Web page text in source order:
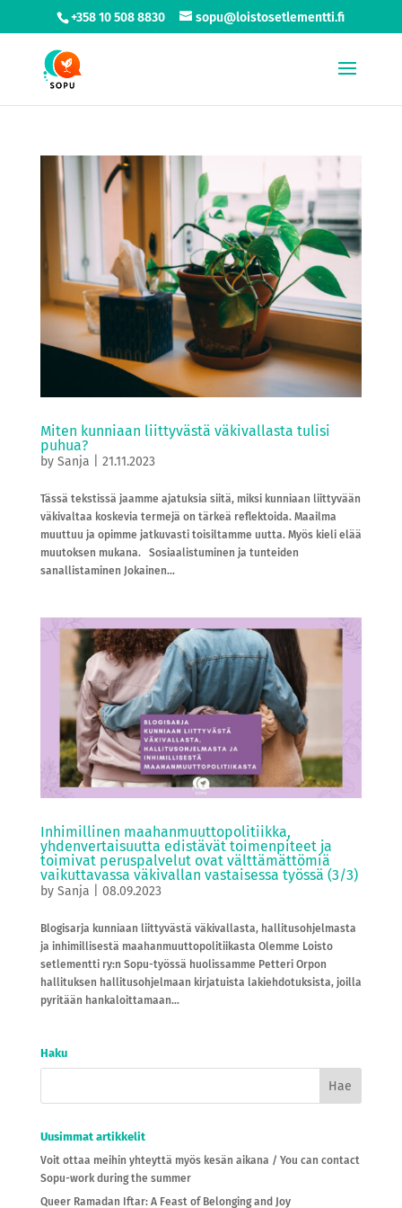
+358 10 508 8830 sopu@loistosetlementti.fi
Miten kunniaan liittyvästä väkivallasta tulisi
puhua?
by Sanja 21.11.2023
Tässä tekstissä jaamme ajatuksia siitä, miksi kunniaan liittyvään
väkivaltaa koskevia termejä on tärkeä reflektoida. Maailma
muuttuu ja opimme jatkuvasti toisiltamme uutta. Myös kieli elää
muutoksen mukana. Sosiaalistuminen ja tunteiden
sanallistaminen Jokainen...
Inhimillinen maahanmuuttopolitiikka,
yhdenvertaisuutta edistävät toimenpiteet ja
toimivat peruspalvelut ovat välttämättömiä
vaikuttavassa väkivallan vastaisessa työssä (3/3)
by Sanja 08.09.2023
Blogisarja kunniaan liittyvästä väkivallasta, hallitusohjelmasta
ja inhimillisestä maahanmuuttopolitiikasta Olemme Loisto
setlementti ry:n Sopu-työssä huolissamme Petteri Orpon
hallituksen hallitusohjelmaan kirjatuista lakiehdotuksista, joilla
pyritään hankaloittamaan...
Haku
Uusimmat artikkelit
Voit ottaa meihin yhteyttä myös kesän aikana / You can contact
Sopu-work during the summer
Queer Ramadan Iftar: A Feast of Belonging and Joy